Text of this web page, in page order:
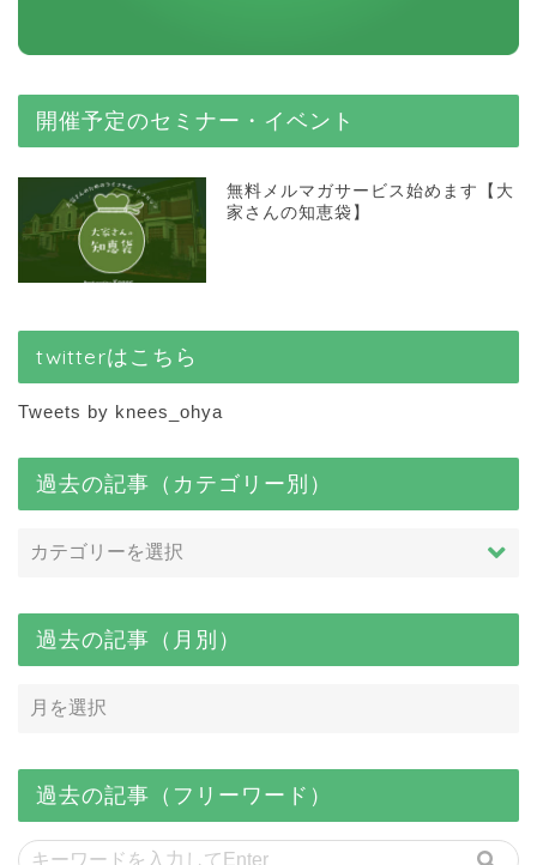
開催予定のセミナー・イベント
無料メルマガサービス始めます【大
家さんの知恵袋】
twitterはこちら
Tweets by knees_ohya
過去の記事（カテゴリー別）
過去の記事（月別）
過去の記事（フリーワード）